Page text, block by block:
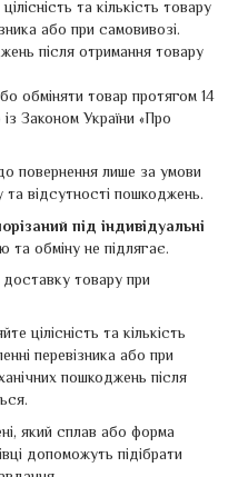
та кількість товару
або при самовивозі.
після отримання товару
обміняти товар протягом 14
Законом України «Про
повернення лише за умови
відсутності пошкоджень.
під індивідуальні
та обміну не підлягає.
товару при
цілісність та кількість
перевізника або при
пошкоджень після
який сплав або форма
допоможуть підібрати